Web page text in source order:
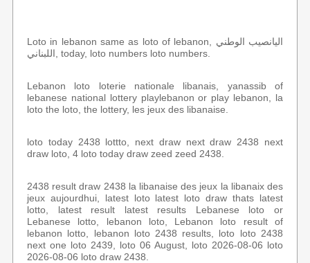
Loto in lebanon same as loto of lebanon, اليانصيب الوطني
اللبناني, today, loto numbers loto numbers.
Lebanon loto loterie nationale libanais, yanassib of
lebanese national lottery playlebanon or play lebanon, la
loto the loto, the lottery, les jeux des libanaise.
loto today 2438 lottto, next draw next draw 2438 next
draw loto, 4 loto today draw zeed zeed 2438.
2438 result draw 2438 la libanaise des jeux la libanaix des
jeux aujourdhui, latest loto latest loto draw thats latest
lotto, latest result latest results Lebanese loto or
Lebanese lotto, lebanon loto, Lebanon loto result of
lebanon lotto, lebanon loto 2438 results, loto loto 2438
next one loto 2439, loto 06 August, loto 2026-08-06 loto
2026-08-06 loto draw 2438.